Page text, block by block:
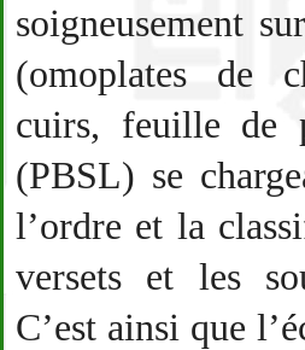
soigneusement
(omoplates de
cuirs, feuille de
(PBSL) se
l’ordre et la
versets et les
C’est ainsi que